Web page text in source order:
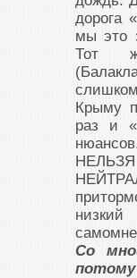
дорога
мы это
Тот
Крыму
раз и
Со